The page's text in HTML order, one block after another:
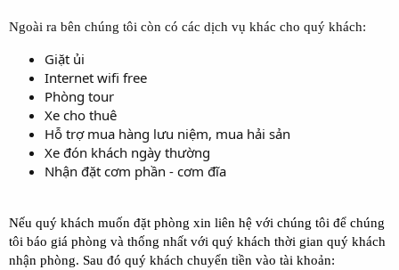
Ngoài ra bên chúng tôi còn có các dịch vụ khác cho quý khách:
Giặt ủi
Internet wifi free
Phòng tour
Xe cho thuê
Hỗ trợ mua hàng lưu niệm, mua hải sản
Xe đón khách ngày thường
Nhận đặt cơm phần - cơm đĩa
Nếu quý khách muốn đặt phòng xin liên hệ với chúng tôi để chúng
tôi báo giá phòng và thống nhất với quý khách thời gian quý khách
nhận phòng. Sau đó quý khách chuyển tiền vào tài khoản: